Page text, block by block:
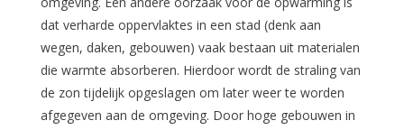
dat verharde oppervlaktes in een stad (denk aan
wegen, daken, gebouwen) vaak bestaan uit materialen
die warmte absorberen. Hierdoor wordt de straling van
de zon tijdelijk opgeslagen om later weer te worden
afgegeven aan de omgeving. Door hoge gebouwen in